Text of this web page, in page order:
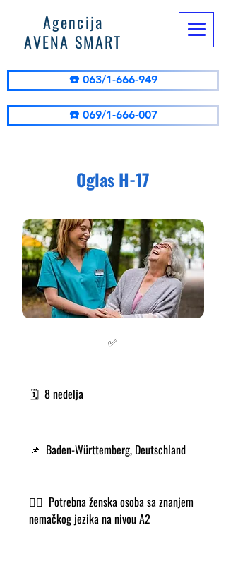
Agencija
AVENA SMART
☎️ 063/1-666-949
☎️ 069/1-666-007
Oglas H-17
✅
🗓️ 8 nedelja
📌 Baden-Württemberg, Deutschland
👩‍⚕️ Potrebna ženska osoba sa znanjem
nemačkog jezika na nivou A2